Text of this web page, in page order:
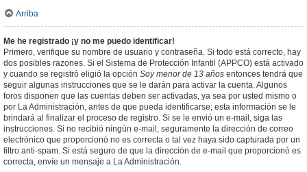
Arriba
Me he registrado ¡y no me puedo identificar!
Primero, verifique su nombre de usuario y contraseña. Si todo está correcto, hay
dos posibles razones. Si el Sistema de Protección Infantil (APPCO) está activado
y cuando se registró eligió la opción Soy menor de 13 años entonces tendrá que
seguir algunas instrucciones que se le darán para activar la cuenta. Algunos
foros disponen que las cuentas deben ser activadas, ya sea por usted mismo o
por La Administración, antes de que pueda identificarse; esta información se le
brindará al finalizar el proceso de registro. Si se le envió un e-mail, siga las
instrucciones. Si no recibió ningún e-mail, seguramente la dirección de correo
electrónico que proporcionó no es correcta o tal vez haya sido capturada por un
filtro anti-spam. Si está seguro de que la dirección de e-mail que proporcionó es
correcta, envíe un mensaje a La Administración.